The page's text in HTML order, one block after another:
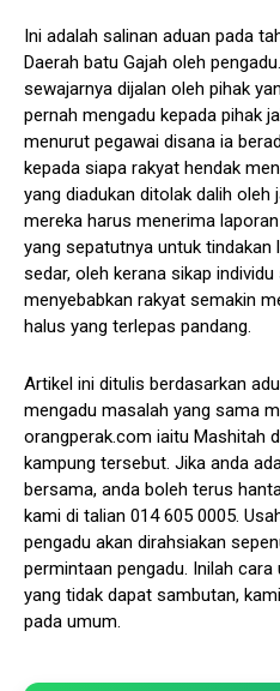
Ini adalah salinan aduan pada
Daerah batu Gajah oleh
sewajarnya dijalan oleh pihak
pernah mengadu kepada pihak
menurut pegawai disana ia
kepada siapa rakyat hendak
yang diadukan ditolak dalih
mereka harus menerima
yang sepatutnya untuk tindakan
sedar, oleh kerana sikap
menyebabkan rakyat semakin
halus yang terlepas pandang.
Artikel ini ditulis berdasarkan
mengadu masalah yang sama
orangperak.com iaitu Mashitah
kampung tersebut. Jika anda
bersama, anda boleh terus
kami di talian 014 605 0005.
pengadu akan dirahsiakan
permintaan pengadu. Inilah
yang tidak dapat sambutan,
pada umum.